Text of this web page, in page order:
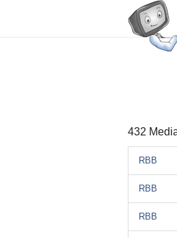
432
RBB
RBB
RBB